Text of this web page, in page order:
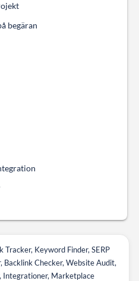
begäran
Tracker, Keyword Finder, SERP
Backlink Checker, Website Audit,
Integrationer, Marketplace